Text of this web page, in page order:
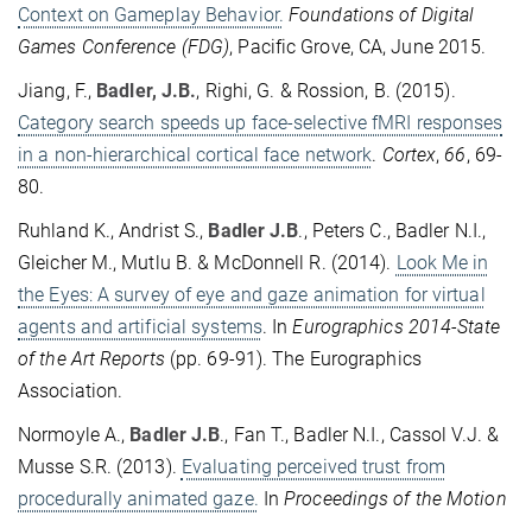
Context on Gameplay Behavior. Foundations of Digital
Games Conference (FDG), Pacific Grove, CA, June 2015.
Jiang, F., Badler, J.B., Righi, G. & Rossion, B. (2015).
Category search speeds up face-selective fMRI responses
in a non-hierarchical cortical face network. Cortex, 66, 69-
80.
Ruhland K., Andrist S., Badler J.B., Peters C., Badler N.I.,
Gleicher M., Mutlu B. & McDonnell R. (2014). Look Me in
the Eyes: A survey of eye and gaze animation for virtual
agents and artificial systems. InEurographics 2014-State
of the Art Reports (pp. 69-91). The Eurographics
Association.
Normoyle A., Badler J.B., Fan T., Badler N.I., Cassol V.J. &
Musse S.R. (2013). Evaluating perceived trust from
procedurally animated gaze. InProceedings of the Motion